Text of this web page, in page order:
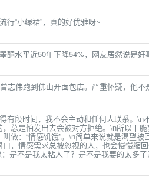
行“小绿裙”，真的好优雅呀~
酮水平近50年下降54%，网友居然说是好
志伟跑到佛山开面包店。严重怀疑，他
有段时间，我不会主动和任何人联系。
，总是怕发出去会被对方拒绝。\n所以干
做：“情感饥饿”。\n简单来说就是渴望
口，情感需求总被忽视的人，也会慢慢缩
是不是我太粘人了？是不是我要的太多